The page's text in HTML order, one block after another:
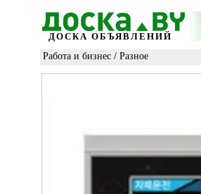
ДОСКА ОБЪЯВЛЕНИЙ
Работа и бизнес / Разное